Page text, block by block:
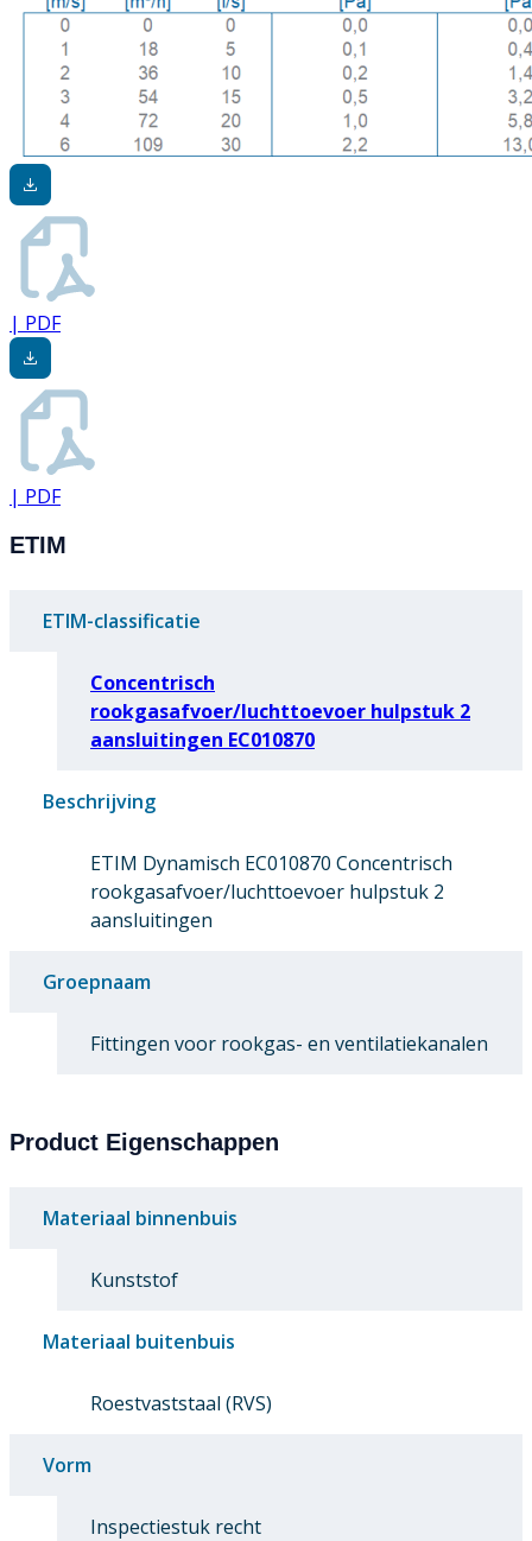
| PDF
| PDF
ETIM
ETIM-classificatie
Concentrisch
rookgasafvoer/luchttoevoer hulpstuk 2
aansluitingen EC010870
Beschrijving
ETIM Dynamisch EC010870 Concentrisch
rookgasafvoer/luchttoevoer hulpstuk 2
aansluitingen
Groepnaam
Fittingen voor rookgas- en ventilatiekanalen
Product Eigenschappen
Materiaal binnenbuis
Kunststof
Materiaal buitenbuis
Roestvaststaal (RVS)
Vorm
Inspectiestuk recht